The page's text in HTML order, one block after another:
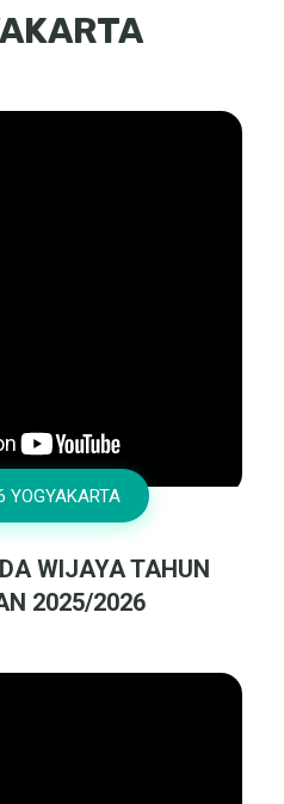
YOGYAKARTA
WIJAYA TAHUN
2025/2026